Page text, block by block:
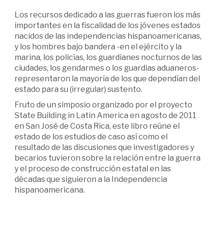
Los recursos dedicado a las guerras fueron los más
importantes en la fiscalidad de los jóvenes estados
nacidos de las independencias hispanoamericanas,
y los hombres bajo bandera -en el ejército y la
marina, los policías, los guardianes nocturnos de las
ciudades, los gendarmes o los guardias aduaneros-
representaron la mayoría de los que dependían del
estado para su (irregular) sustento.
Fruto de un simposio organizado por el proyecto
State Building in Latin America en agosto de 2011
en San José de Costa Rica, este libro reúne el
estado de los estudios de caso así como el
resultado de las discusiones que investigadores y
becarios tuvieron sobre la relación entre la guerra
y el proceso de construcción estatal en las
décadas que siguieron a la Independencia
hispanoamericana.